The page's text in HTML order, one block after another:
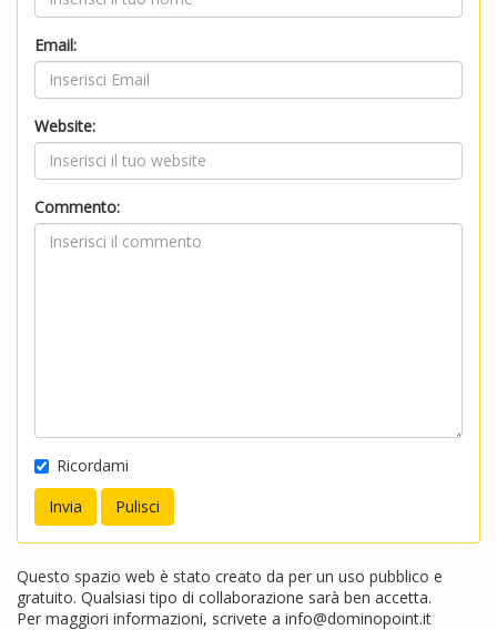
Email:
Website:
Commento:
Ricordami
Questo spazio web è stato creato da per un uso pubblico e
gratuito. Qualsiasi tipo di collaborazione sarà ben accetta.
Per maggiori informazioni, scrivete a info@dominopoint.it